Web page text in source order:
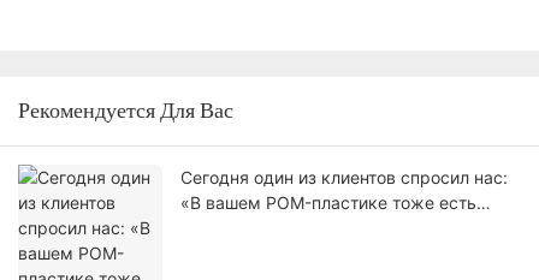
Рекомендуется Для Вас
Сегодня один из клиентов спросил нас:
«В вашем POM-пластике тоже есть